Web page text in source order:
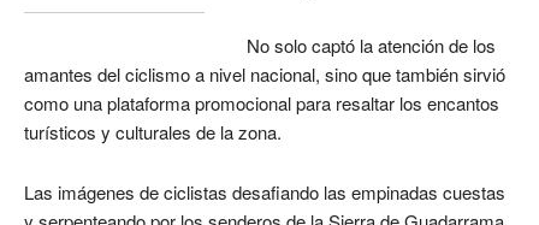
No solo captó la atención de los
amantes del ciclismo a nivel nacional, sino que también sirvió
como una plataforma promocional para resaltar los encantos
turísticos y culturales de la zona.
Las imágenes de ciclistas desafiando las empinadas cuestas